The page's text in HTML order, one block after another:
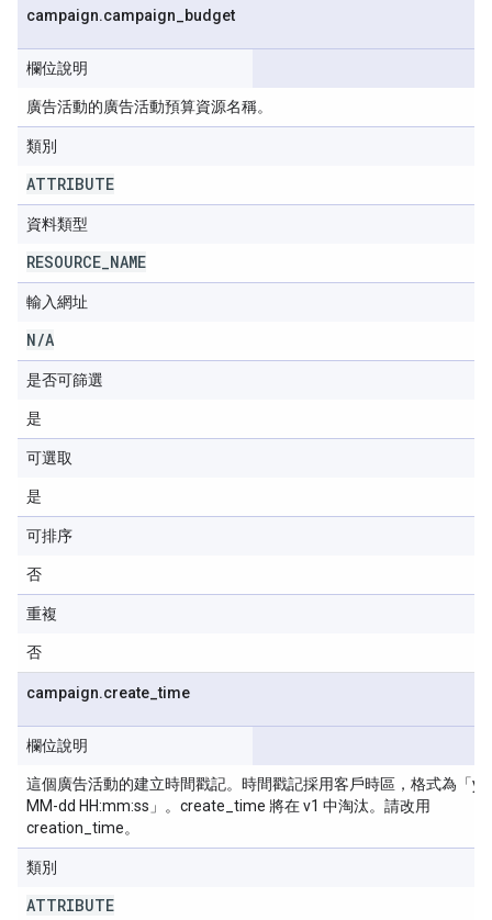
campaign.campaign budget
欄位說明
廣告活動的廣告活動預算資源名稱。
類別
ATTRIBUTE
資料類型
RESOURCE NAME
輸入網址
N/A
是否可篩選
是
可選取
是
可排序
否
重複
否
campaign.create _time
欄位說明
這個廣告活動的建立時間戳記。時間戳記採用客戶時區，格式為「
MM-dd HH:mm:ss」。create_time 將在 v1 中淘汰。請改用
creation_time。
類別
ATTRIBUTE